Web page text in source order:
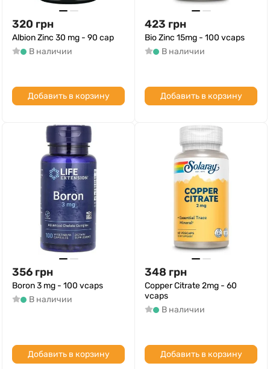
320 грн
Albion Zinc 30 mg - 90 cap
В наличии
Добавить в корзину
423 грн
Bio Zinc 15mg - 100 vcaps
В наличии
Добавить в корзину
356 грн
Boron 3 mg - 100 vcaps
В наличии
Добавить в корзину
348 грн
Copper Citrate 2mg - 60
vcaps
В наличии
Добавить в корзину